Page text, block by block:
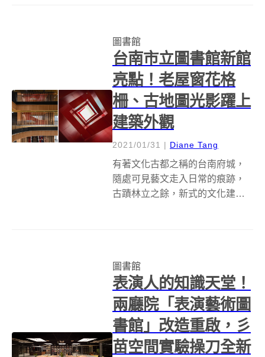
圖書館
台南市立圖書館新館
亮點！老屋窗花格
柵、古地圖光影躍上
建築外觀
2021/01/31 | Diane Tang
有著文化古都之稱的台南府城，
隨處可見藝文走入日常的痕跡，
古蹟林立之餘，新式的文化建築
爐、坐落於永康的台南...
圖書館
表演人的知識天堂！
兩廳院「表演藝術圖
書館」改造重啟，彡
苗空間實驗操刀全新